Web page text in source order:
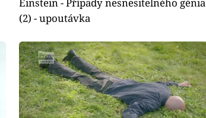
Einstein - Případy nesnesitelného génia
(2) - upoutávka